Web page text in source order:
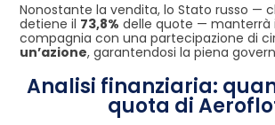
Nonostante la vendita, lo Stato russo —
detiene il 73,8% delle quote — manterrà
compagnia con una partecipazione di
un’azione, garantendosi la piena
Analisi finanziaria:
quota di